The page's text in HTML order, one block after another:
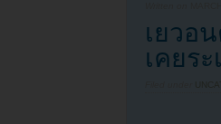
เยวอ
เคยร